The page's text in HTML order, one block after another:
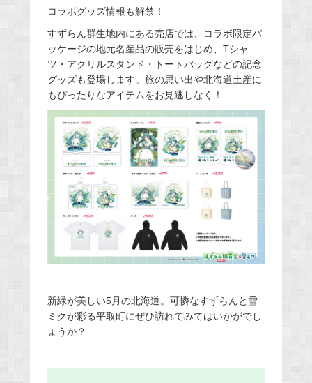
コラボグッズ情報も解禁！
すずらん群生地内にある売店では、コラボ限定パ
ッケージの地元名産品の販売をはじめ、Tシャ
ツ・アクリルスタンド・トートバッグなどの記念
グッズも登場します。旅の思い出や北海道土産に
もぴったりなアイテムをお見逃しなく！
新緑が美しい5月の北海道。可憐なすずらんと雪
ミクが彩る平取町にぜひ訪れてみてはいかがでし
ょうか？